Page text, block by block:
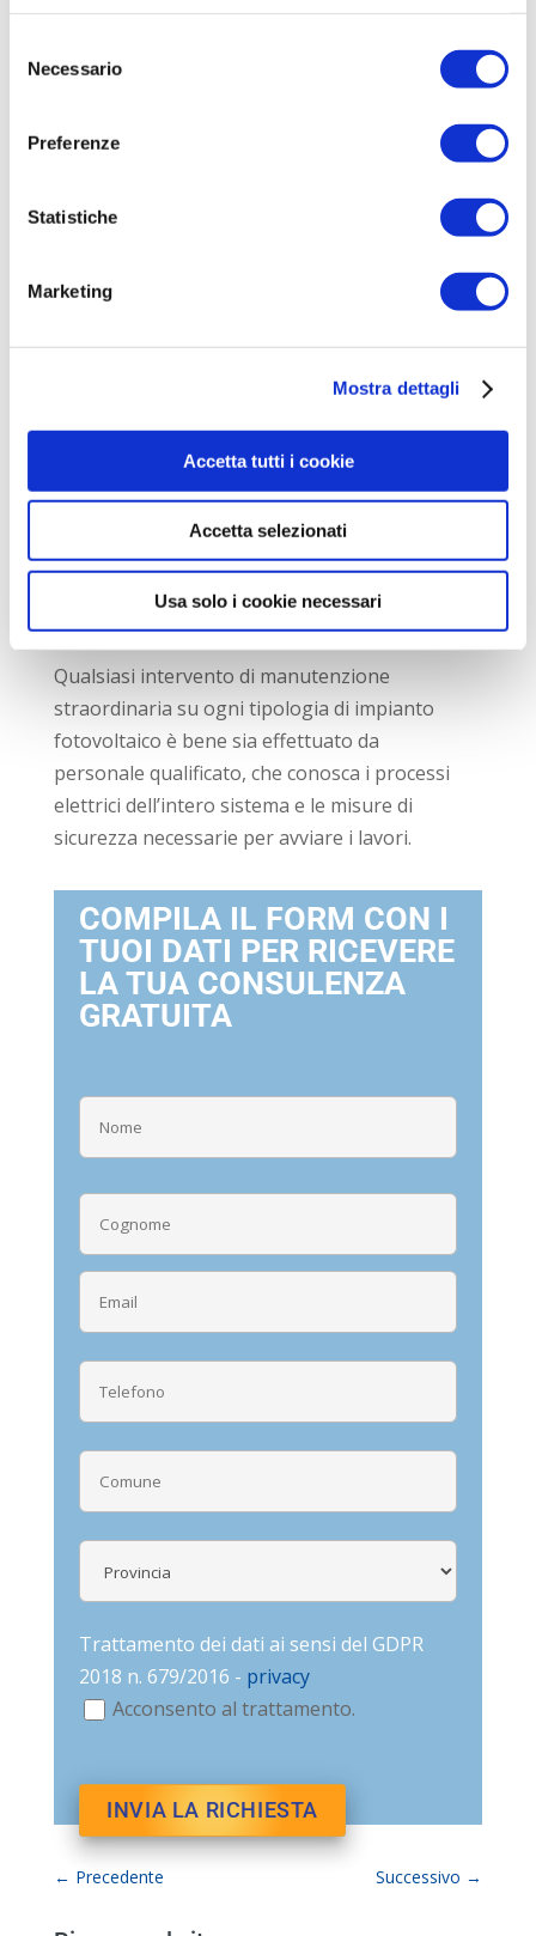
delNecessario
Preferenze
Statistiche
Marketing
Mostra dettagli
Accetta tutti i cookie
Accetta selezionati
Usa solo i cookie necessari
spugnetta non abrasiva. Si ottengono degli
utilizza per lavare i piatti, o una spugna di
dell’auto. Se lo sporco è persistente, l’ideale è
raccomandato di non lasciare aloni dopo la
leggermente l’assorbimento delle radiazioni
solari.
impianto fotovoltaico consistono nel:
• controllo delle connessioni degli
interruttori, dei cavi, dei sistemi di
monitoraggio remoto, dei fusibili e dei
caricabatterie;
Qualsiasi intervento di manutenzione
straordinaria su ogni tipologia di impianto
fotovoltaico è bene sia effettuato da
personale qualificato, che conosca i processi
elettrici dell’intero sistema e le misure di
sicurezza necessarie per avviare i lavori.
COMPILA IL FORM CON I
TUOI DATI PER RICEVERE
LA TUA CONSULENZA
GRATUITA
Trattamento dei dati ai sensi del GDPR
2018 n. 679/2016 - privacy
Acconsento al trattamento.
← Precedente Successivo →